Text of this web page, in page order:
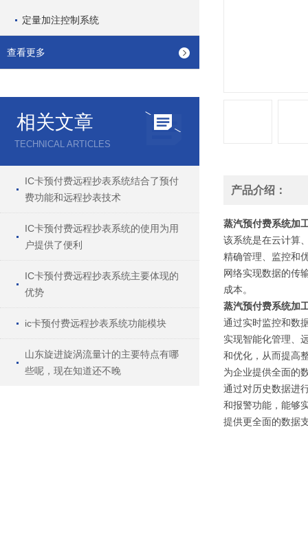
定量加注控制系统
查看更多
相关文章
TECHNICAL ARTICLES
IC卡预付费远程抄表系统结合了预付
费功能和远程抄表技术
IC卡预付费远程抄表系统的使用为用
户提供了便利
IC卡预付费远程抄表系统主要体现的
优势
ic卡预付费远程抄表系统功能模块
山东旋进旋涡流量计的主要特点有哪
些呢，现在知道还不晚
产品介绍：
蒸汽预付费系统加
该系统是在云计算
精确管理、监控和
网络实现数据的传
成本。
蒸汽预付费系统加
通过实时监控和数
实现智能化管理、
和优化，从而提高
为企业提供全面的
通过对历史数据进
和报警功能，能够
提供更全面的数据